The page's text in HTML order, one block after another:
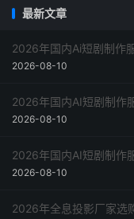
最新文章
2026年国内Ai短剧制作
2026-08-10
2026年国内AI短剧制作
2026-08-10
2026年国内AI短剧制作
2026-08-10
2026年全息投影厂家选